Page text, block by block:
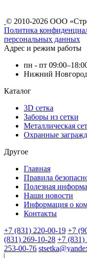
© 2010-2026 ООО
Политика
персональных данных
Адрес и режим работы
пн - пт
Нижний
Каталог
3D сетка
Заборы из сетки
Металлическая
Охранные
Другое
Главная
Правила
Полезная
Наши новости
Информация о
Контакты
+7 (831) 220-00-19 +7
(831) 269-10-28 +7 (831)
253-00-76